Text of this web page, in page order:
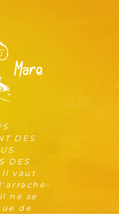
DES
DES
Il vaut
ne se
de